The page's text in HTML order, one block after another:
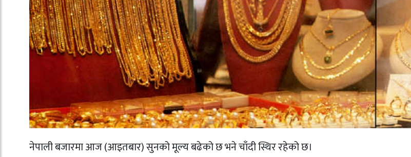
नेपाली बजारमा आज (आइतबार) सुनको मूल्य बढेको छ भने चाँदी स्थिर रहेको छ।